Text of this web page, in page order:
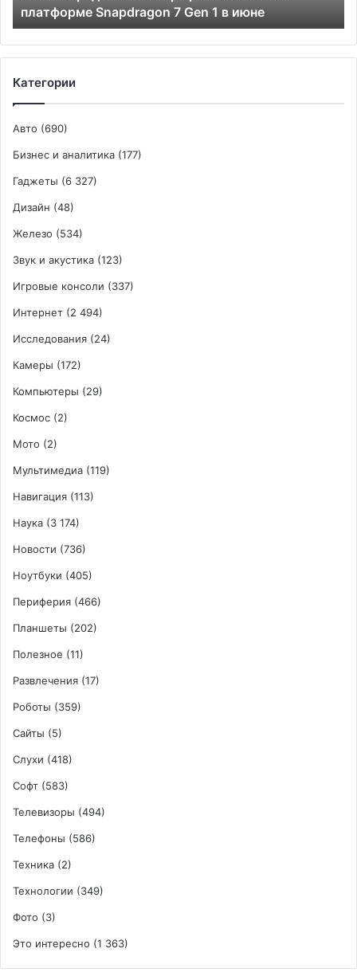
Gen
1
в
июне
платформе Snapdragon 7 Gen 1 в июне
Категории
Авто (690)
Бизнес и аналитика (177)
Гаджеты (6 327)
Дизайн (48)
Железо (534)
Звук и акустика (123)
Игровые консоли (337)
Интернет (2 494)
Исследования (24)
Камеры (172)
Компьютеры (29)
Космос (2)
Мото (2)
Мультимедиа (119)
Навигация (113)
Наука (3 174)
Новости (736)
Ноутбуки (405)
Периферия (466)
Планшеты (202)
Полезное (11)
Развлечения (17)
Роботы (359)
Сайты (5)
Слухи (418)
Софт (583)
Телевизоры (494)
Телефоны (586)
Техника (2)
Технологии (349)
Фото (3)
Это интересно (1 363)